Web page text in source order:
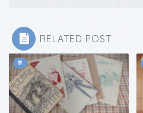
RELATED POST
家